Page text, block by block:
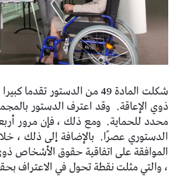
شكلت المادة 49 من الدستور
ذوي الإعاقة. وقد اعترف الدستور
محدد للحماية. ومع ذلك ، فإن مرور
الدستوري عصرًا. بالإضافة إلى ذلك ،
، والتي مثلت نقطة تحول في الاعتراف